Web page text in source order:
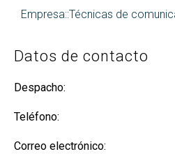
Empresa::Técnicas de
Datos de contacto
Despacho:
Teléfono:
Correo electrónico: